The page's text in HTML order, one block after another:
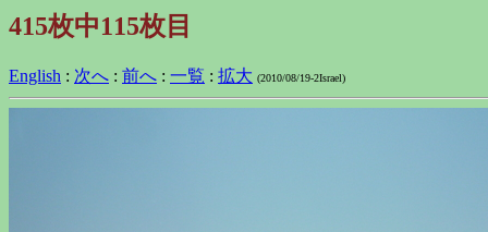
415枚中115枚目
English : 次へ : 前へ : 一覧 : 拡大 (2010/08/19-2Israel)